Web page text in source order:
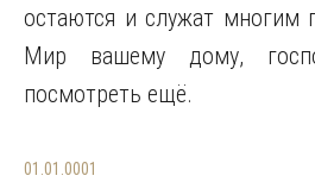
остаются и служат многим
Мир вашему дому,
посмотреть ещё.
01.01.0001